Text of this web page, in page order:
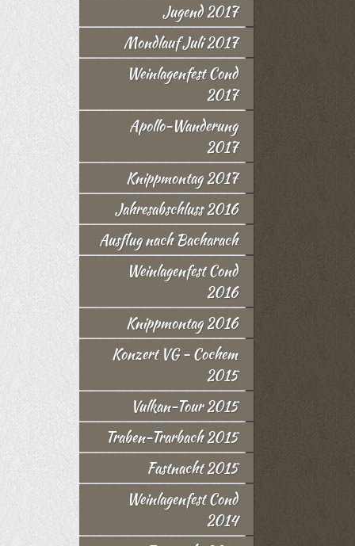
Jugend 2017
Mondlauf Juli 2017
Weinlagenfest Cond
2017
Apollo-Wanderung
2017
Knippmontag 2017
Jahresabschluss 2016
Ausflug nach Bacharach
Weinlagenfest Cond
2016
Knippmontag 2016
Konzert VG - Cochem
2015
Vulkan-Tour 2015
Traben-Trarbach 2015
Fastnacht 2015
Weinlagenfest Cond
2014